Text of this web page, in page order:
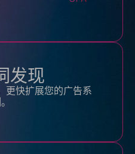
发现
更快扩展您的广告系